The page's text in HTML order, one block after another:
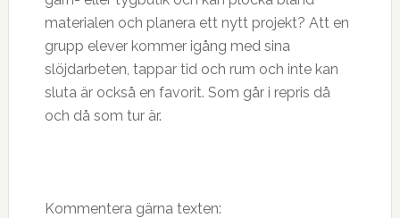
materialen och planera ett nytt projekt? Att en
grupp elever kommer igång med sina
slöjdarbeten, tappar tid och rum och inte kan
sluta är också en favorit. Som går i repris då
och då som tur är.
Kommentera gärna texten: